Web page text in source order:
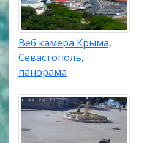
Веб камера Крыма,
Севастополь,
панорама